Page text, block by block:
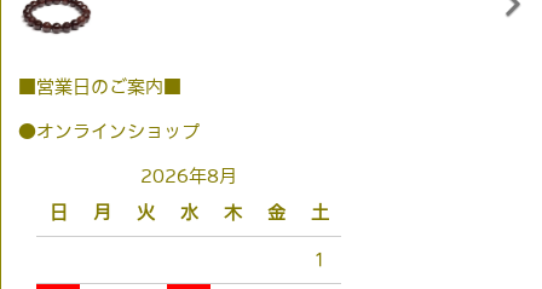
■営業日のご案内■
●オンラインショップ
2026年8月
日
月 火 水 木 金 土
1